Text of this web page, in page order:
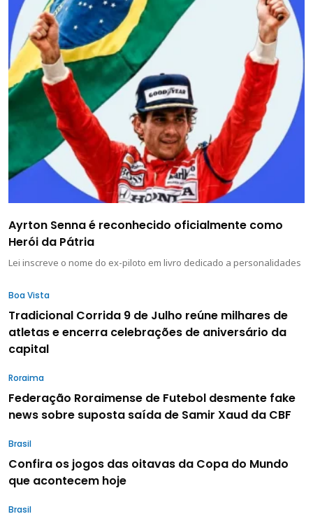
Ayrton Senna é reconhecido oficialmente como
Herói da Pátria
Lei inscreve o nome do ex-piloto em livro dedicado a personalidades
Boa Vista
Tradicional Corrida 9 de Julho reúne milhares de
atletas e encerra celebrações de aniversário da
capital
Roraima
Federação Roraimense de Futebol desmente fake
news sobre suposta saída de Samir Xaud da CBF
Brasil
Confira os jogos das oitavas da Copa do Mundo
que acontecem hoje
Brasil